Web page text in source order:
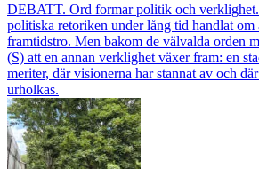
DEBATT. Ord formar politik och
politiska retoriken under lång tid handlat om
framtidstro. Men bakom de välvalda orden
(S) att en annan verklighet växer fram: en
meriter, där visionerna har stannat av och
urholkas.